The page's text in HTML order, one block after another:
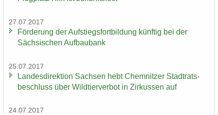
27.07.2017
För­de­rung der Auf­stiegs­fort­bil­dung künf­tig bei der
Säch­si­schen Auf­bau­bank
25.07.2017
Lan­des­di­rek­ti­on Sach­sen hebt Chem­nit­zer Stadt­rats­
be­schluss über Wild­tier­ver­bot in Zir­kus­sen auf
24.07.2017